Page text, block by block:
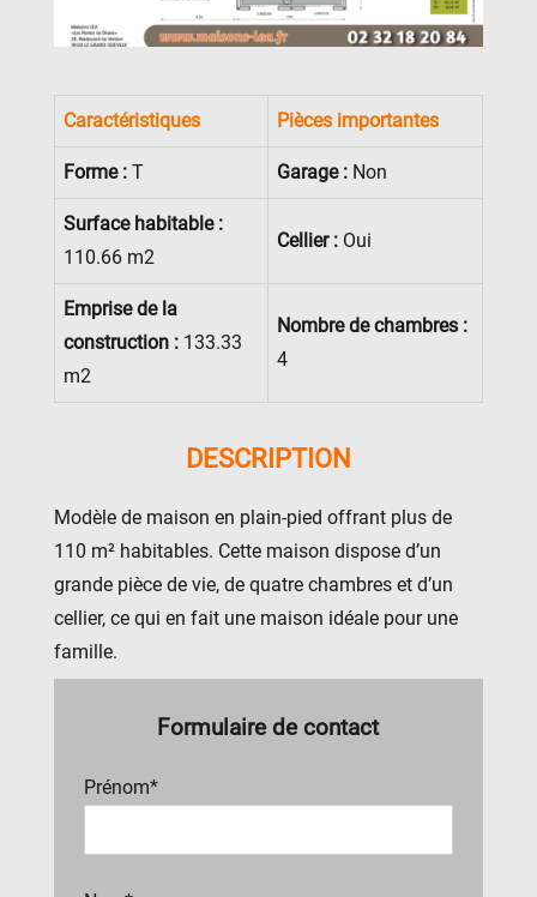
Caractéristiques Pièces importantes
Forme :T Garage :Non
Surface habitable :
110.66 m2
Cellier :Oui
Emprise de la
construction :133.33
m2
Nombre de chambres :
4
DESCRIPTION
Modèle de maison en plain-pied offrant plus de
110 m² habitables. Cette maison dispose d’un
grande pièce de vie, de quatre chambres et d’un
cellier, ce qui en fait une maison idéale pour une
famille.
Formulaire de contact
Prénom*